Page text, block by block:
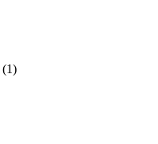
(1)